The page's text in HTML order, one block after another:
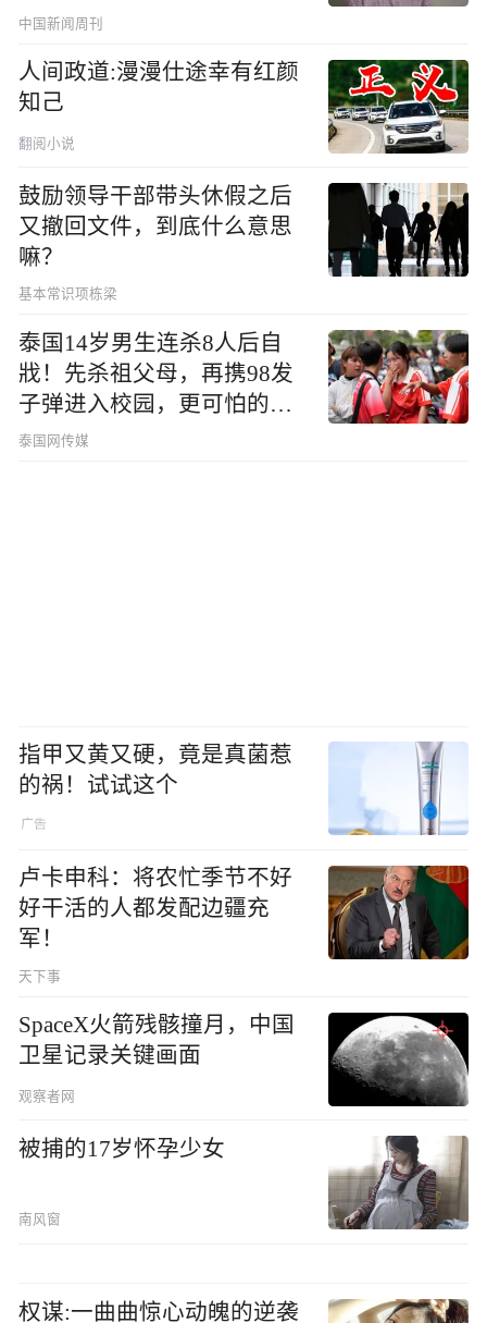
中国新闻周刊
人间政道:漫漫仕途幸有红颜
知己
翻阅小说
鼓励领导干部带头休假之后
又撤回文件，到底什么意思
嘛？
基本常识项栋梁
泰国14岁男生连杀8人后自
戕！先杀祖父母，再携98发
子弹进入校园，更可怕的细
节公布了
泰国网传媒
指甲又黄又硬，竟是真菌惹
的祸！试试这个
卢卡申科：将农忙季节不好
好干活的人都发配边疆充
军！
天下事
SpaceX火箭残骸撞月，中国
卫星记录关键画面
观察者网
被捕的17岁怀孕少女
南风窗
权谋:一曲曲惊心动魄的逆袭